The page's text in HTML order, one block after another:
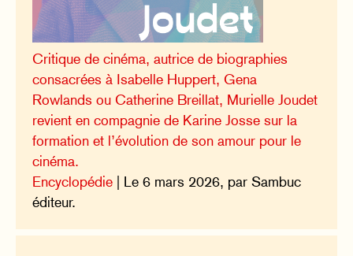
Critique de cinéma, autrice de biographies
consacrées à Isabelle Huppert, Gena
Rowlands ou Catherine Breillat, Murielle Joudet
revient en compagnie de Karine Josse sur la
formation et l’évolution de son amour pour le
cinéma.
Encyclopédie | Le 6 mars 2026, par Sambuc
éditeur.